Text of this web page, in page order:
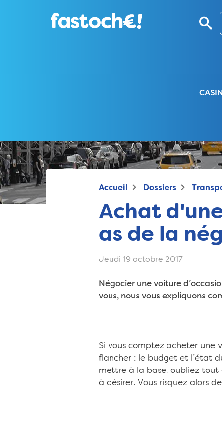
Accueil Dossiers
Achat
as de la
Jeudi 19 octobre 2017
Négocier une voiture
vous, nous vous expliquons
Si vous comptez acheter une
flancher : le budget et l’état
mettre à la base, oubliez tout
à désirer. Vous risquez alors